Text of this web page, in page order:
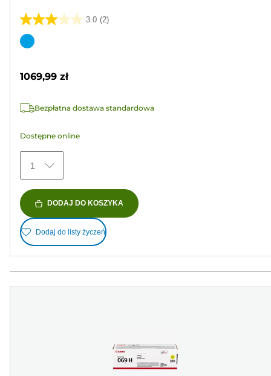
3.0 (2)
3.0
na
Wkład
1069,99 zł
Bezpłatna dostawa standardowa
Dostępne online
1
DODAJ DO KOSZYKA
Dodaj do listy życzeń